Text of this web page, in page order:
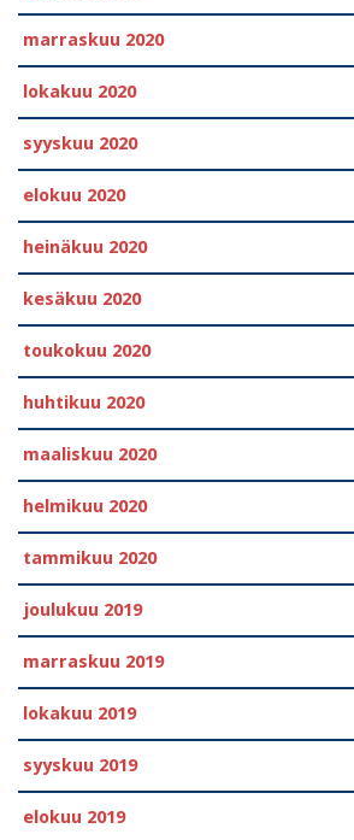
marraskuu 2020
lokakuu 2020
syyskuu 2020
elokuu 2020
heinäkuu 2020
kesäkuu 2020
toukokuu 2020
huhtikuu 2020
maaliskuu 2020
helmikuu 2020
tammikuu 2020
joulukuu 2019
marraskuu 2019
lokakuu 2019
syyskuu 2019
elokuu 2019